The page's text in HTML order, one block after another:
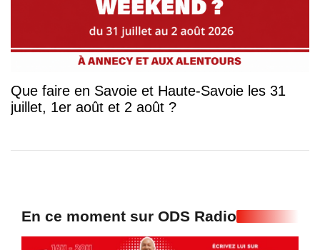
Que faire en Savoie et Haute-Savoie les 31
juillet, 1er août et 2 août ?
En ce moment sur ODS Radio